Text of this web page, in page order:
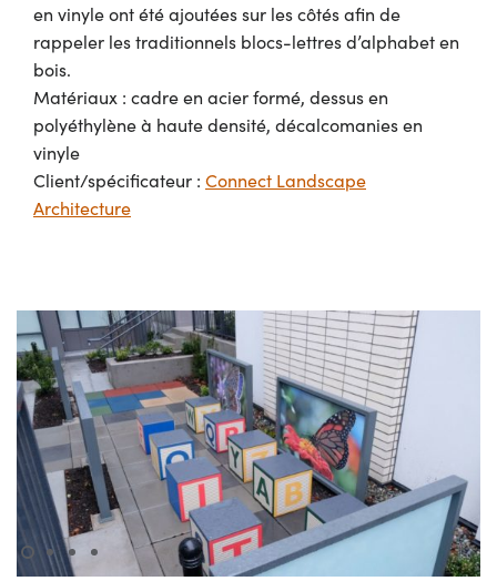
en vinyle ont été ajoutées sur les côtés afin de
rappeler les traditionnels blocs-lettres d’alphabet en
bois.
Matériaux : cadre en acier formé, dessus en
polyéthylène à haute densité, décalcomanies en
vinyle
Client/spécificateur : Connect Landscape
Architecture